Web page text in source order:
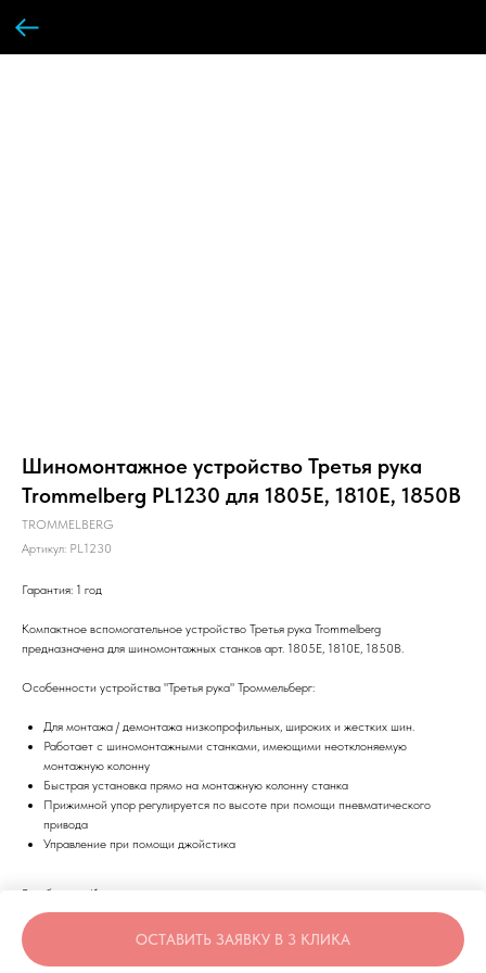
Шиномонтажное устройство Третья рука
Trommelberg PL1230 для 1805E, 1810E, 1850B
TROMMELBERG
Артикул: PL1230
ОСТАВИТЬ ЗАЯВКУ В 3 КЛИКА
Гарантия: 1 год
Компактное вспомогательное устройство Третья рука Trommelberg
предназначена для шиномонтажных станков арт. 1805E, 1810E, 1850B.
Особенности устройства "Третья рука" Троммельберг:
Для монтажа / демонтажа низкопрофильных, широких и жестких шин.
Работает с шиномонтажными станками, имеющими неотклоняемую
монтажную колонну
Быстрая установка прямо на монтажную колонну станка
Прижимной упор регулируется по высоте при помощи пневматического
привода
Управление при помощи джойстика
Вес брутто: 41 кг
Место 1 (ДхШхВ): 620х500х300 мм